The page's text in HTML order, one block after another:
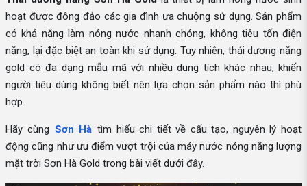
hoạt được đông đảo các gia đình ưa chuộng sử dụng. Sản phẩm
có khả năng làm nóng nước nhanh chóng, không tiêu tốn điện
năng, lại đặc biệt an toàn khi sử dụng. Tuy nhiên, thái dương năng
gold có đa dạng mẫu mã với nhiều dung tích khác nhau, khiến
người tiêu dùng không biết nên lựa chọn sản phẩm nào thì phù
hợp.
Hãy cùng Sơn Hà tìm hiểu chi tiết về cấu tạo, nguyên lý hoạt
động cũng như ưu điểm vượt trội của máy nước nóng năng lượng
mặt trời Sơn Hà Gold trong bài viết dưới đây.